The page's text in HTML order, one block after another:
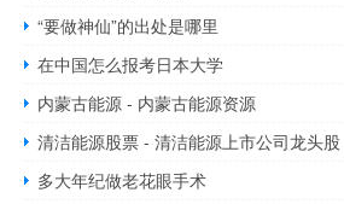
“要做神仙”的出处是哪里
在中国怎么报考日本大学
内蒙古能源 - 内蒙古能源资源
清洁能源股票 - 清洁能源上市公司龙头股
多大年纪做老花眼手术